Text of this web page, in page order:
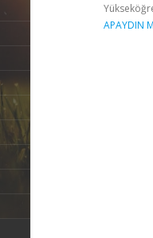
APAYDIN